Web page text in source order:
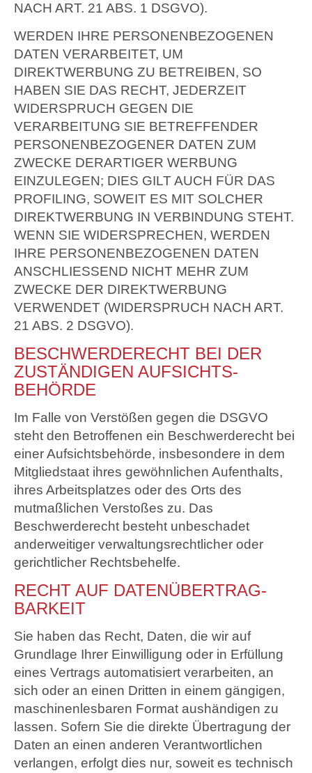
NACH ART. 21 ABS. 1 DSGVO).
WERDEN IHRE PERSONENBEZOGENEN
DATEN VERARBEITET, UM
DIREKTWERBUNG ZU BETREIBEN, SO
HABEN SIE DAS RECHT, JEDERZEIT
WIDERSPRUCH GEGEN DIE
VERARBEITUNG SIE BETREFFENDER
PERSONENBEZOGENER DATEN ZUM
ZWECKE DERARTIGER WERBUNG
EINZULEGEN; DIES GILT AUCH FÜR DAS
PROFILING, SOWEIT ES MIT SOLCHER
DIREKTWERBUNG IN VERBINDUNG STEHT.
WENN SIE WIDERSPRECHEN, WERDEN
IHRE PERSONENBEZOGENEN DATEN
ANSCHLIESSEND NICHT MEHR ZUM
ZWECKE DER DIREKTWERBUNG
VERWENDET (WIDERSPRUCH NACH ART.
21 ABS. 2 DSGVO).
BESCHWERDE­RECHT BEI DER
ZUSTÄNDIGEN AUFSICHTS­
BEHÖRDE
Im Falle von Verstößen gegen die DSGVO
steht den Betroffenen ein Beschwerderecht bei
einer Aufsichtsbehörde, insbesondere in dem
Mitgliedstaat ihres gewöhnlichen Aufenthalts,
ihres Arbeitsplatzes oder des Orts des
mutmaßlichen Verstoßes zu. Das
Beschwerderecht besteht unbeschadet
anderweitiger verwaltungsrechtlicher oder
gerichtlicher Rechtsbehelfe.
RECHT AUF DATEN­ÜBERTRAG­
BARKEIT
Sie haben das Recht, Daten, die wir auf
Grundlage Ihrer Einwilligung oder in Erfüllung
eines Vertrags automatisiert verarbeiten, an
sich oder an einen Dritten in einem gängigen,
maschinenlesbaren Format aushändigen zu
lassen. Sofern Sie die direkte Übertragung der
Daten an einen anderen Verantwortlichen
verlangen, erfolgt dies nur, soweit es technisch